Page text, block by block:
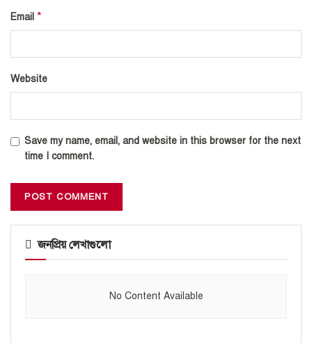
Email *
Website
Save my name, email, and website in this browser for the next
time I comment.
জনপ্রিয় লেখাগুলো
No Content Available